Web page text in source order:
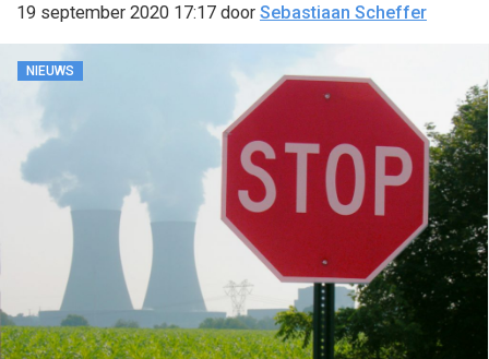
19 september 2020 17:17 door Sebastiaan Scheffer
NIEUWS